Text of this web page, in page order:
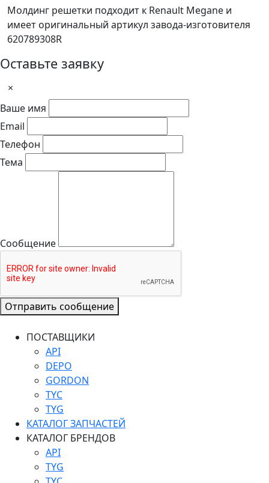
Молдинг решетки подходит к Renault Megane и
имеет оригинальный артикул завода-изготовителя
620789308R
Оставьте заявку
×
Ваше имя
Email
Телефон
Тема
Сообщение
Отправить сообщение
ПОСТАВЩИКИ
API
DEPO
GORDON
TYC
TYG
КАТАЛОГ ЗАПЧАСТЕЙ
КАТАЛОГ БРЕНДОВ
API
TYG